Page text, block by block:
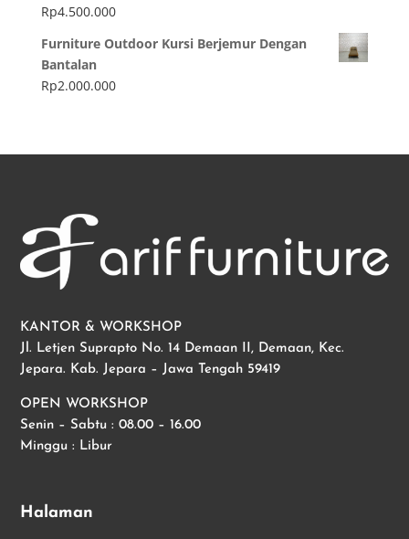
Rp4.500.000
Furniture Outdoor Kursi Berjemur Dengan
Bantalan
Rp2.000.000
KANTOR & WORKSHOP
Jl. Letjen Suprapto No. 14 Demaan II, Demaan, Kec.
Jepara. Kab. Jepara – Jawa Tengah 59419
OPEN WORKSHOP
Senin – Sabtu : 08.00 – 16.00
Minggu : Libur
Halaman